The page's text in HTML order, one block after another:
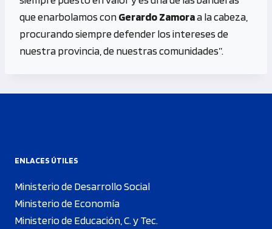
que enarbolamos conGerardo Zamoraa la cabeza,
procurando siempre defender los intereses de
nuestra provincia, de nuestras comunidades”.
ENLACES ÚTILES
Ministerio de Desarrollo Social
Ministerio de Economía
Ministerio de Educación, C. y Tec.